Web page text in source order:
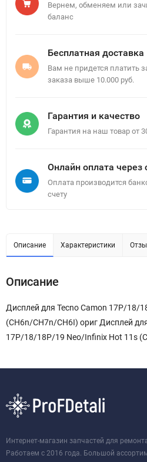
Вернем, обменяем или
баланс
Бесплатная доставка
Вам не придется платить
заказа выше 10.000 руб.
Гарантия и качество
Гарантия на наш товар от
Онлайн оплата через
Оплата производится
счету
Описание Характеристики
Описание
Дисплей для Tecno Camon 17P/18/
(CH6n/CH7n/CH6I) ориг Дисплей
17P/18/18P/19 Neo/Infinix Hot 11s
Интернет-магазин запчастей для
Работаем с 2016 года. Большой